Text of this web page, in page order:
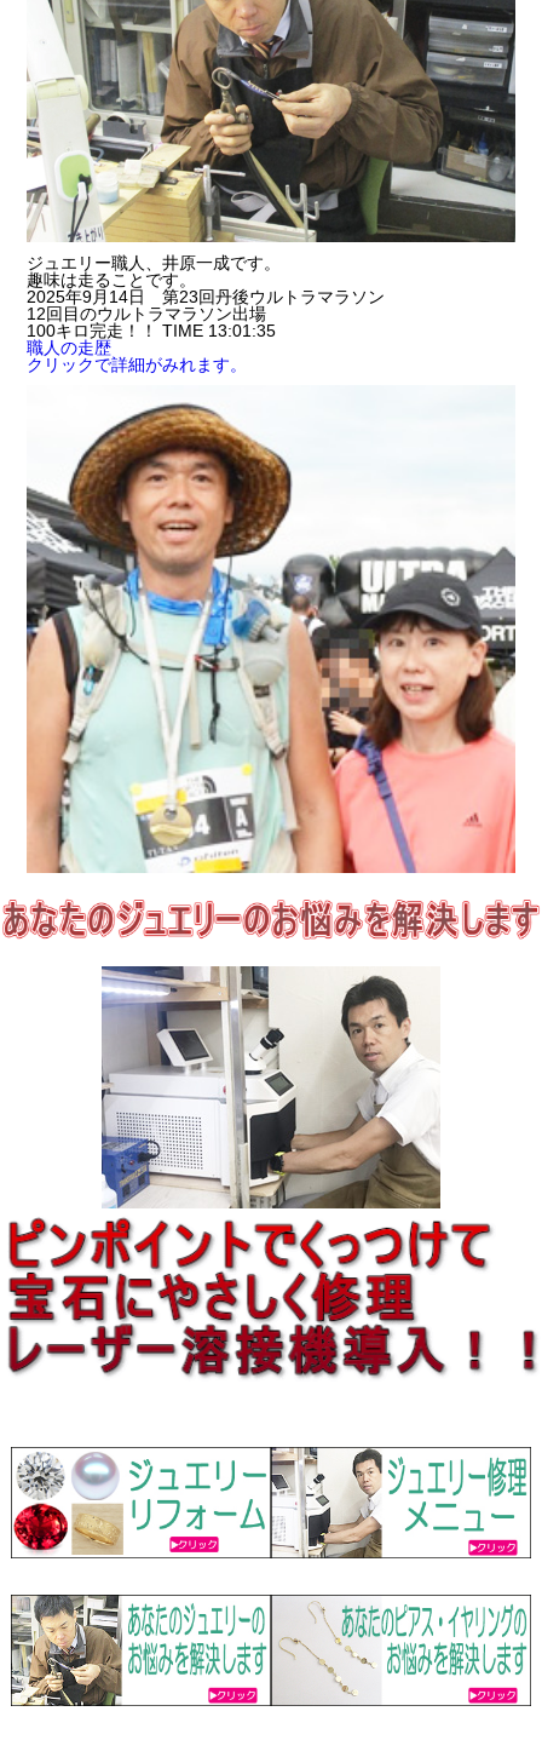
ジュエリー職人、井原一成です。
趣味は走ることです。
2025年9月14日 第23回丹後ウルトラマラソン
12回目のウルトラマラソン出場
100キロ完走！！ TIME 13:01:35
職人の走歴
クリックで詳細がみれます。